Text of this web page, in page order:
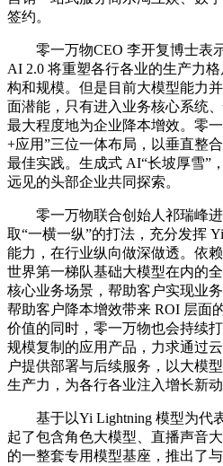
签约。
零一万物CEO 李开复博士表
AI 2.0 将重塑各行各业的生产力
构和规模。但是目前大模型能力
面潜能，只有进入业务核心系统
最大程度地为企业降本增效。零
+应用”三位一体布局，以垂直整
最佳实践。生成式 AI“长坡厚雪”
远见的头部企业共同探索。
零一万物联合创始人祁瑞峰进
取“一横一纵”的打法，充分发挥
能力，在行业纵向做深做透。依
世界第一梯队基础大模型在内的
核心业务场景，帮助客户实现业
帮助客户降本增效带来 ROI 层面
价值的同时，零一万物也会持续
规模复制的应用产品，力求通过
户提供部署与后续服务，以大模
生产力，为各行各业注入增长新动
基于以Yi Lightning 模型为代
起了包含角色大模型、直播声音
的一整套专用模型基座，推出了